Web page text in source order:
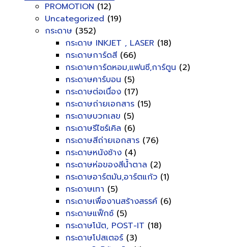
PROMOTION (12)
Uncategorized (19)
กระดาษ (352)
กระดาษ INKJET , LASER (18)
กระดาษการ์ดสี (66)
กระดาษการ์ดหอม,แฟนซี,การ์ตูน (2)
กระดาษคาร์บอน (5)
กระดาษต่อเนื่อง (17)
กระดาษถ่ายเอกสาร (15)
กระดาษบวกเลข (5)
กระดาษรีไซร์เคิล (6)
กระดาษสีถ่ายเอกสาร (76)
กระดาษหนังช้าง (4)
กระดาษห่อของสีน้ำตาล (2)
กระดาษอาร์ตมัน,อาร์ตแก้ว (1)
กระดาษเทา (5)
กระดาษเพื่องานสร้างสรรค์ (6)
กระดาษแฟ็กซ์ (5)
กระดาษโน้ต, POST-IT (18)
กระดาษโปสเตอร์ (3)